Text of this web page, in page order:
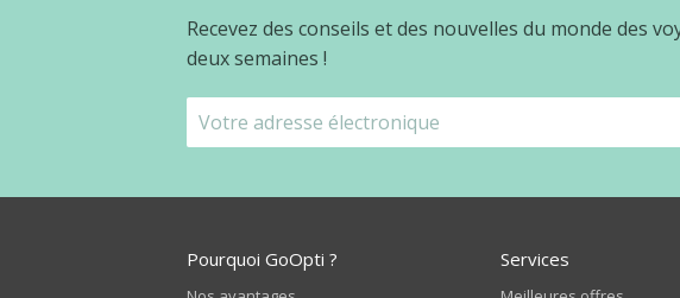
Recevez des conseils et des nouvelles du monde des
deux semaines !
Pourquoi GoOpti ? Services